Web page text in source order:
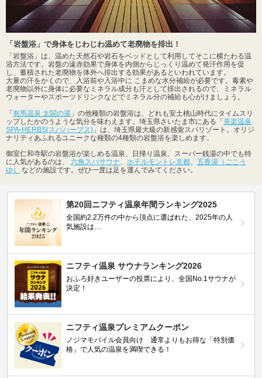
「岩盤浴」で身体をじわじわ温めて老廃物を排出！
「岩盤浴」は、温めた天然石や岩石をベッドとして利用してそこに横たわる温
浴方法です。岩盤の遠赤効果で身体を内側からじっくり温めて発汗作用を促
し、蓄積された老廃物を体外へ排出する効果があるといわれています。
大量の汗をかくので、入浴前や入浴中に こまめな水分補給が必要です。毒素や
老廃物以外に身体に必要なミネラル成分も汗として排出されるので、ミネラル
ウォーターやスポーツドリンクなどでミネラル分の補給も心がけましょう。
「 有馬温泉 太閤の湯 」の他種類の岩盤浴は、どれも安土桃山時代にタイムスリ
ップしたかのうような気分を味わえます。埼玉県さいたま市にある「 美楽温泉
SPA-HERBS(スパハーブス) 」は、埼玉県最大級の新感覚スパリゾート。オリジ
ナリティあふれるユニークな種類の4種類の岩盤浴を楽しめます。
御室仁和寺駅の岩盤浴が楽しめる温泉、日帰り温泉、スーパー銭湯の中でも特
に人気があるのは、 六角スパサウナ、 ホテルモントレ京都、 五香湯（ごこう
ゆ）
などの施設です。ぜひ一度は足を運んでみてください。
第20回ニフティ温泉年間ランキング2025
全国約2.2万件の中から頂点に選ばれた、2025年の人
気施設は…
ニフティ温泉 サウナランキング2026
おふろ好きユーザーの投票により、全国No.1サウナが
決定！
ニフティ温泉プレミアムクーポン
ノジマモバイル会員向け 通常よりもお得な「特別価
格」で人気の温泉を満喫できる！